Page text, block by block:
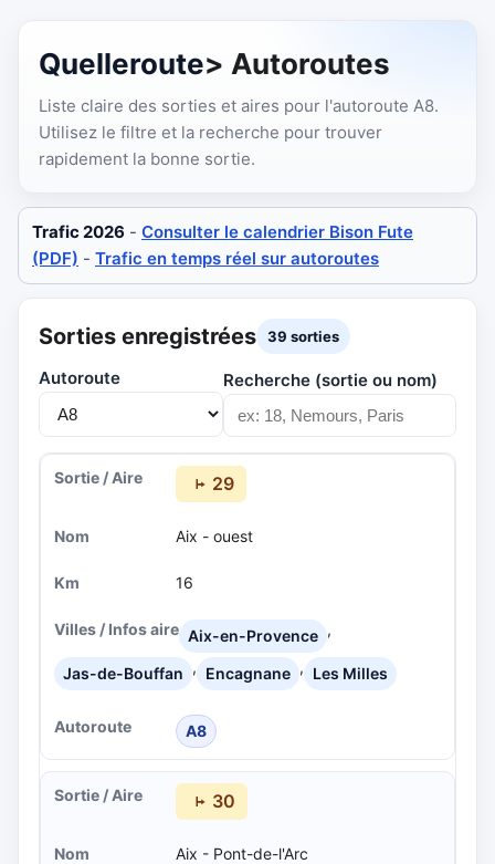
Quelleroute> Autoroutes
Liste claire des sorties et aires pour l'autoroute A8.
Utilisez le filtre et la recherche pour trouver
rapidement la bonne sortie.
Trafic 2026 - Consulter le calendrier Bison Fute
(PDF) - Trafic en temps réel sur autoroutes
Sorties enregistrées 39 sorties
Autoroute Recherche (sortie ou nom)
29
Aix - ouest
16
Aix-en-Provence ,
Jas-de-Bouffan , Encagnane , Les Milles
A8
30
Aix - Pont-de-l'Arc